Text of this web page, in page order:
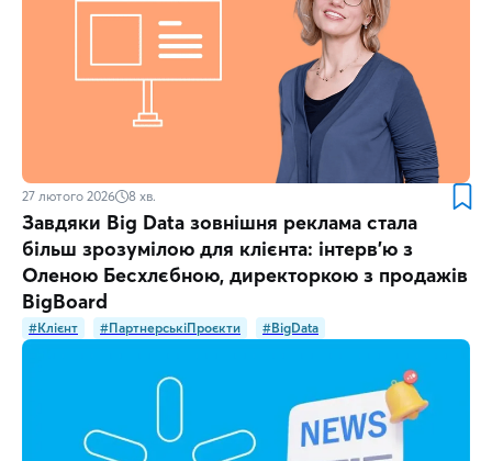
27 лютого 2026 8 хв.
Завдяки Big Data зовнішня реклама стала
більш зрозумілою для клієнта: інтерв’ю з
Оленою Бесхлєбною, директоркою з продажів
BigBoard
#Клієнт #ПартнерськіПроєкти #BigData